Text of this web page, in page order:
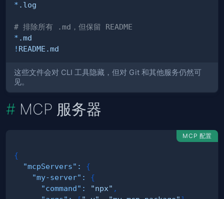
* .log
# 排除所有 .md，但保留 README
* .md
! README.md
这些文件会对 CLI 工具隐藏，但对 Git 和其他服务仍然可
见。
MCP 服务器
MCP 配置
{
"mcpServers" :
{
"my-server" :
{
"command" : "npx" ,